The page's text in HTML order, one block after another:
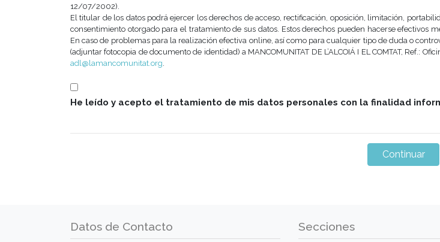
12/07/2002).
El titular de los datos podrá ejercer los derechos de acceso, rectificación, oposición, limitación,
consentimiento otorgado para el tratamiento de sus datos. Estos derechos pueden hacerse efectivos
En caso de problemas para la realización efectiva online, así como para cualquier tipo de duda o
(adjuntar fotocopia de documento de identidad) a MANCOMUNITAT DE L’ALCOIÁ I EL COMTAT, Ref.:
adl@lamancomunitat.org
He leído y acepto el tratamiento de mis datos personales con la finalidad
Datos de Contacto Secciones